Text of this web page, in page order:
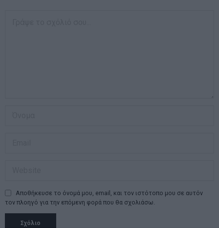
Αποθήκευσε το όνομά μου, email, και τον ιστότοπο μου σε αυτόν
τον πλοηγό για την επόμενη φορά που θα σχολιάσω.